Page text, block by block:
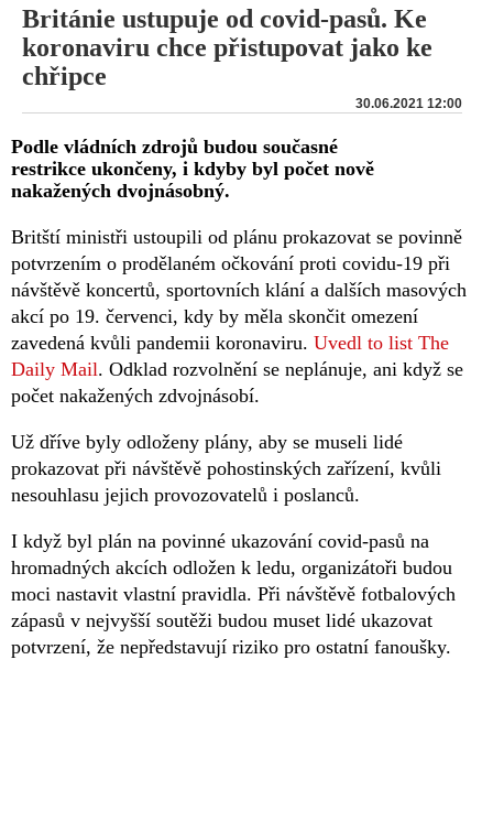
Británie ustupuje od covid-pasů. Ke
koronaviru chce přistupovat jako ke
chřipce
30.06.2021 12:00
Podle vládních zdrojů budou současné
restrikce ukončeny, i kdyby byl počet nově
nakažených dvojnásobný.
Britští ministři ustoupili od plánu prokazovat se povinně
potvrzením o prodělaném očkování proti covidu-19 při
návštěvě koncertů, sportovních klání a dalších masových
akcí po 19. červenci, kdy by měla skončit omezení
zavedená kvůli pandemii koronaviru. Uvedl to list The
Daily Mail. Odklad rozvolnění se neplánuje, ani když se
počet nakažených zdvojnásobí.
Už dříve byly odloženy plány, aby se museli lidé
prokazovat při návštěvě pohostinských zařízení, kvůli
nesouhlasu jejich provozovatelů i poslanců.
I když byl plán na povinné ukazování covid-pasů na
hromadných akcích odložen k ledu, organizátoři budou
moci nastavit vlastní pravidla. Při návštěvě fotbalových
zápasů v nejvyšší soutěži budou muset lidé ukazovat
potvrzení, že nepředstavují riziko pro ostatní fanoušky.